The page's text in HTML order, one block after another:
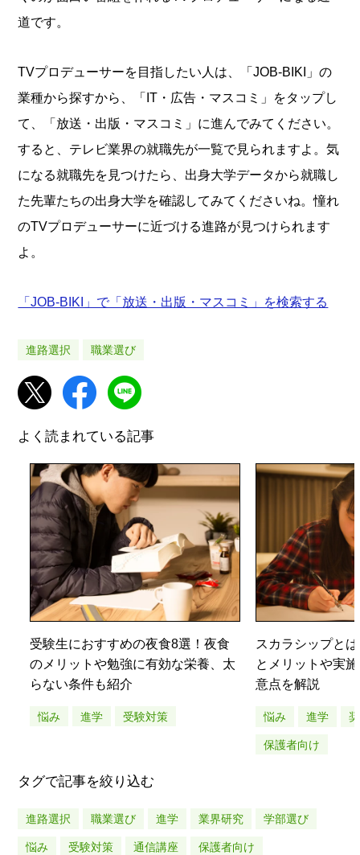
道です。
TVプロデューサーを目指したい人は、「JOB-BIKI」の
業種から探すから、「IT・広告・マスコミ」をタップし
て、「放送・出版・マスコミ」に進んでみてください。
すると、テレビ業界の就職先が一覧で見られますよ。気
になる就職先を見つけたら、出身大学データから就職し
た先輩たちの出身大学を確認してみてくださいね。憧れ
のTVプロデューサーに近づける進路が見つけられます
よ。
「JOB-BIKI」で「放送・出版・マスコミ」を検索する
進路選択 職業選び
よく読まれている記事
受験生におすすめの夜食8選！夜食
のメリットや勉強に有効な栄養、太
らない条件も紹介
悩み 進学 受験対策
スカラシップと
とメリットや実
意点を解説
悩み 進学
保護者向け
タグで記事を絞り込む
進路選択 職業選び 進学 業界研究 学部選び
悩み 受験対策 通信講座 保護者向け